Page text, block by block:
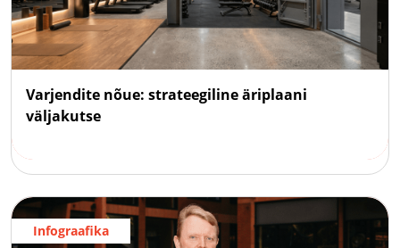
Varjendite nõue: strateegiline äriplaani
väljakutse
Infograafika